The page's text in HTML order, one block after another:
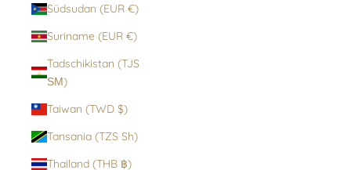
Südsudan (EUR €)
Suriname (EUR €)
Tadschikistan (TJS
ЅМ)
Taiwan (TWD $)
Tansania (TZS Sh)
Thailand (THB ฿)